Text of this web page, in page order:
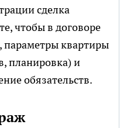
сделка
чтобы в договоре
параметры квартиры
планировка) и
обязательств.